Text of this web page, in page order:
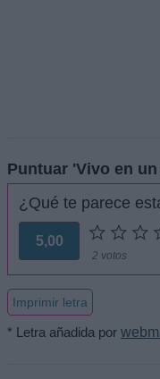
Puntuar 'Vivo en
¿Qué te parece
5,00
2 votos
Imprimir letra
* Letra añadida por